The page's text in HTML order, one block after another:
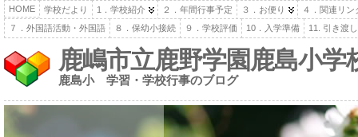
HOME 学校だより 1．学校紹介 ２．年間行事予定 ３．お便り
４．関連リン
７．外国語活動・外国語
８．保幼小接続 ９．学校評価 10．入学準備 11. 引き渡
鹿嶋市立鹿野学園鹿島小学
鹿島小 学習・学校行事のブログ